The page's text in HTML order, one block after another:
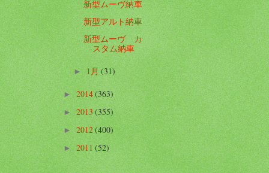
新型ムーヴ納車
新型アルト納車
新型ムーヴ カ
スタム納車
► 1月(31)
►2014(363)
►2013(355)
►2012(400)
►2011(52)